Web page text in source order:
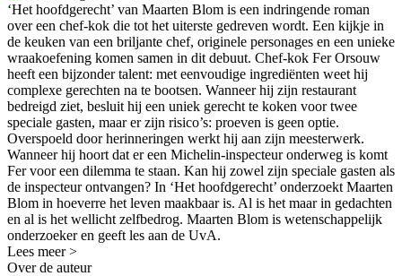
‘Het hoofdgerecht’ van Maarten Blom is een indringende roman
over een chef-kok die tot het uiterste gedreven wordt. Een kijkje in
de keuken van een briljante chef, originele personages en een unieke
wraakoefening komen samen in dit debuut. Chef-kok Fer Orsouw
heeft een bijzonder talent: met eenvoudige ingrediënten weet hij
complexe gerechten na te bootsen. Wanneer hij zijn restaurant
bedreigd ziet, besluit hij een uniek gerecht te koken voor twee
speciale gasten, maar er zijn risico’s: proeven is geen optie.
Overspoeld door herinneringen werkt hij aan zijn meesterwerk.
Wanneer hij hoort dat er een Michelin-inspecteur onderweg is komt
Fer voor een dilemma te staan. Kan hij zowel zijn speciale gasten als
de inspecteur ontvangen? In ‘Het hoofdgerecht’ onderzoekt Maarten
Blom in hoeverre het leven maakbaar is. Al is het maar in gedachten
en al is het wellicht zelfbedrog. Maarten Blom is wetenschappelijk
onderzoeker en geeft les aan de UvA.
Lees meer >
Over de auteur